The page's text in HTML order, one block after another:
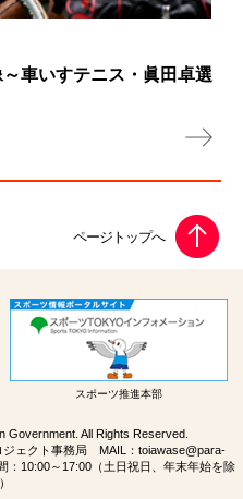
車いすテニス・眞田卓選
スポーツ推進本部
Government. All Rights Reserved.
ジェクト事務局 MAIL： toiawase@para-
10:00～17:00（土日祝日、年末年始を除